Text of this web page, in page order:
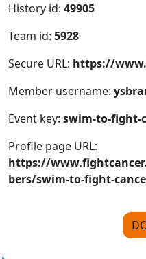
History id: 49905
Team id: 5928
Secure URL: https://
Member username:
Event key: swim-to-fight-
Profile page URL:
https://
bers/swim-to-fight-